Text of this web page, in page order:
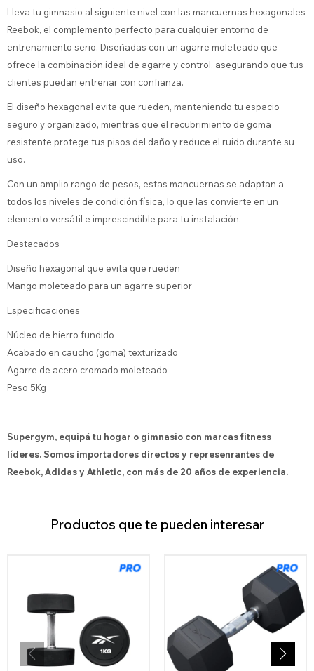
Lleva tu gimnasio al siguiente nivel con las mancuernas hexagonales
Reebok, el complemento perfecto para cualquier entorno de
entrenamiento serio. Diseñadas con un agarre moleteado que
ofrece la combinación ideal de agarre y control, asegurando que tus
clientes puedan entrenar con confianza.
El diseño hexagonal evita que rueden, manteniendo tu espacio
seguro y organizado, mientras que el recubrimiento de goma
resistente protege tus pisos del daño y reduce el ruido durante su
uso.
Con un amplio rango de pesos, estas mancuernas se adaptan a
todos los niveles de condición física, lo que las convierte en un
elemento versátil e imprescindible para tu instalación.
Destacados
Diseño hexagonal que evita que rueden
Mango moleteado para un agarre superior
Especificaciones
Núcleo de hierro fundido
Acabado en caucho (goma) texturizado
Agarre de acero cromado moleteado
Peso 5Kg
Supergym, equipá tu hogar o gimnasio con marcas fitness
líderes. Somos importadores directos y represenrantes de
Reebok, Adidas y Athletic, con más de 20 años de experiencia.
Productos que te pueden interesar